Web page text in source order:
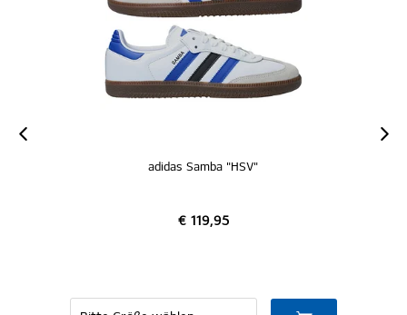
adidas Samba "HSV"
€ 119,95